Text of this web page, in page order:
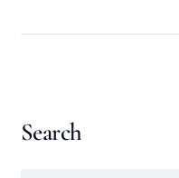
Search